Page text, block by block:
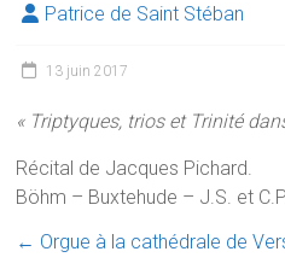
Patrice de Saint Stéban
13 juin 2017
« Triptyques, trios et Trinité
Récital de Jacques Pichard.
Böhm – Buxtehude – J.S. et
← Orgue à la cathédrale de